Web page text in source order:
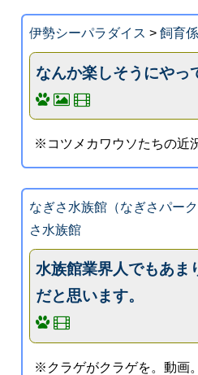
伊勢シーパラダイス > 飼育
なんか楽しそうにやっ
※コツメカワウソたちの近
なぎさ水族館（なぎさパーク
さ水族館
水族館業界人でもあま
だと思います。
※クラゲがクラゲを。動画。